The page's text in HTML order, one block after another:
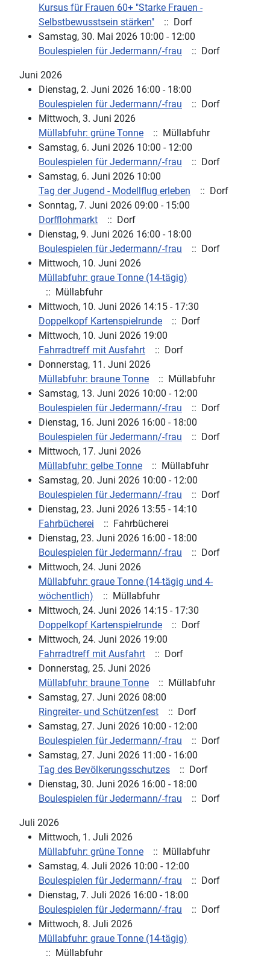
Kursus für Frauen 60+ "Starke Frauen -
Selbstbewusstsein stärken"
:: Dorf
Samstag, 30. Mai 2026 10:00 - 12:00
Boulespielen für Jedermann/-frau
:: Dorf
Juni 2026
Dienstag, 2. Juni 2026 16:00 - 18:00
Boulespielen für Jedermann/-frau
:: Dorf
Mittwoch, 3. Juni 2026
Müllabfuhr: grüne Tonne
:: Müllabfuhr
Samstag, 6. Juni 2026 10:00 - 12:00
Boulespielen für Jedermann/-frau
:: Dorf
Samstag, 6. Juni 2026 10:00
Tag der Jugend - Modellflug erleben
:: Dorf
Sonntag, 7. Juni 2026 09:00 - 15:00
Dorfflohmarkt
:: Dorf
Dienstag, 9. Juni 2026 16:00 - 18:00
Boulespielen für Jedermann/-frau
:: Dorf
Mittwoch, 10. Juni 2026
Müllabfuhr: graue Tonne (14-tägig)
:: Müllabfuhr
Mittwoch, 10. Juni 2026 14:15 - 17:30
Doppelkopf Kartenspielrunde
:: Dorf
Mittwoch, 10. Juni 2026 19:00
Fahrradtreff mit Ausfahrt
:: Dorf
Donnerstag, 11. Juni 2026
Müllabfuhr: braune Tonne
:: Müllabfuhr
Samstag, 13. Juni 2026 10:00 - 12:00
Boulespielen für Jedermann/-frau
:: Dorf
Dienstag, 16. Juni 2026 16:00 - 18:00
Boulespielen für Jedermann/-frau
:: Dorf
Mittwoch, 17. Juni 2026
Müllabfuhr: gelbe Tonne
:: Müllabfuhr
Samstag, 20. Juni 2026 10:00 - 12:00
Boulespielen für Jedermann/-frau
:: Dorf
Dienstag, 23. Juni 2026 13:55 - 14:10
Fahrbücherei
:: Fahrbücherei
Dienstag, 23. Juni 2026 16:00 - 18:00
Boulespielen für Jedermann/-frau
:: Dorf
Mittwoch, 24. Juni 2026
Müllabfuhr: graue Tonne (14-tägig und 4-
wöchentlich)
:: Müllabfuhr
Mittwoch, 24. Juni 2026 14:15 - 17:30
Doppelkopf Kartenspielrunde
:: Dorf
Mittwoch, 24. Juni 2026 19:00
Fahrradtreff mit Ausfahrt
:: Dorf
Donnerstag, 25. Juni 2026
Müllabfuhr: braune Tonne
:: Müllabfuhr
Samstag, 27. Juni 2026 08:00
Ringreiter- und Schützenfest
:: Dorf
Samstag, 27. Juni 2026 10:00 - 12:00
Boulespielen für Jedermann/-frau
:: Dorf
Samstag, 27. Juni 2026 11:00 - 16:00
Tag des Bevölkerungsschutzes
:: Dorf
Dienstag, 30. Juni 2026 16:00 - 18:00
Boulespielen für Jedermann/-frau
:: Dorf
Juli 2026
Mittwoch, 1. Juli 2026
Müllabfuhr: grüne Tonne
:: Müllabfuhr
Samstag, 4. Juli 2026 10:00 - 12:00
Boulespielen für Jedermann/-frau
:: Dorf
Dienstag, 7. Juli 2026 16:00 - 18:00
Boulespielen für Jedermann/-frau
:: Dorf
Mittwoch, 8. Juli 2026
Müllabfuhr: graue Tonne (14-tägig)
:: Müllabfuhr